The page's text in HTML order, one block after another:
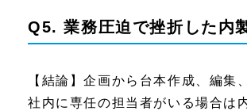
Q5. 業務圧迫で挫折した内
【結論】企画から台本作成、編
社内に専任の担当者がいる場合は